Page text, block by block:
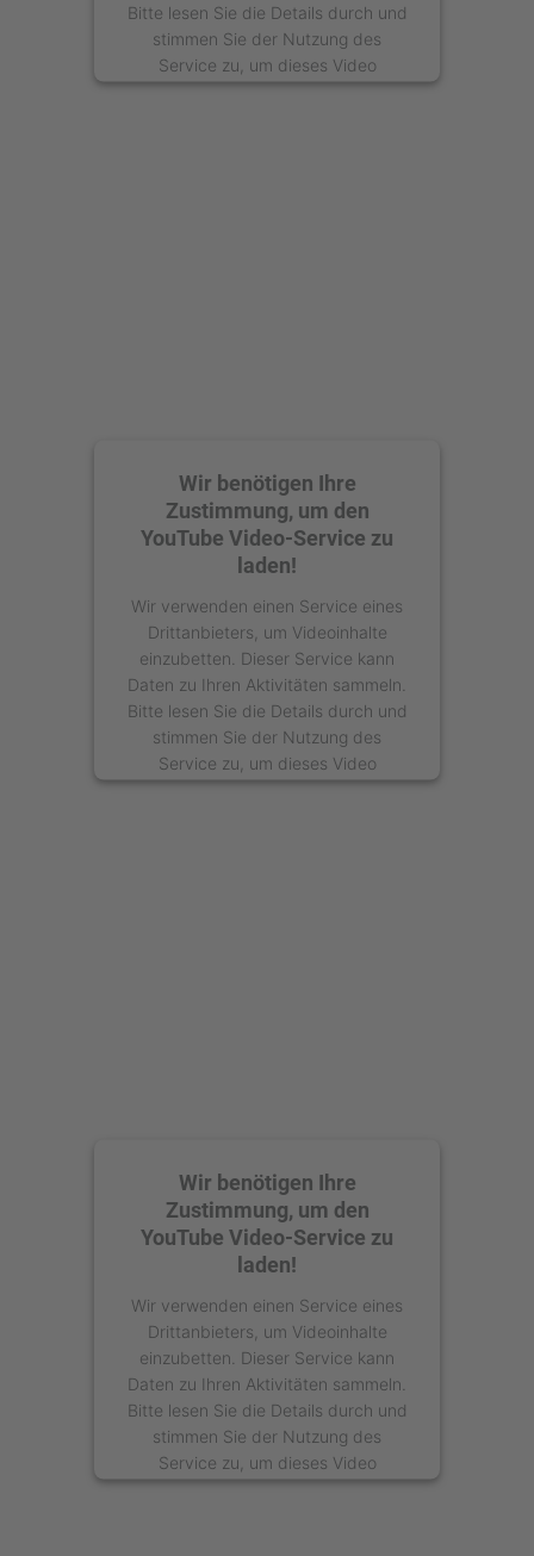
Bitte lesen Sie die Details durch und
stimmen Sie der Nutzung des
Service zu, um dieses Video
anzusehen.
Wir benötigen Ihre
Zustimmung, um den
YouTube Video-Service zu
laden!
Wir verwenden einen Service eines
Drittanbieters, um Videoinhalte
einzubetten. Dieser Service kann
Daten zu Ihren Aktivitäten sammeln.
Bitte lesen Sie die Details durch und
stimmen Sie der Nutzung des
Service zu, um dieses Video
anzusehen.
Wir benötigen Ihre
Zustimmung, um den
YouTube Video-Service zu
laden!
Wir verwenden einen Service eines
Drittanbieters, um Videoinhalte
einzubetten. Dieser Service kann
Daten zu Ihren Aktivitäten sammeln.
Bitte lesen Sie die Details durch und
stimmen Sie der Nutzung des
Service zu, um dieses Video
anzusehen.